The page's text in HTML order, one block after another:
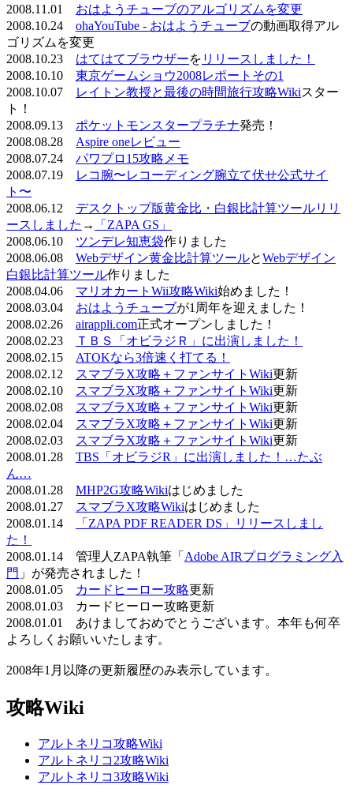
2008.11.01 おはようチューブのアルゴリズムを変更
2008.10.24 ohaYouTube - おはようチューブの動画取得アル
ゴリズムを変更
2008.10.23 はてはてブラウザーを リリースしました！
2008.10.10 東京ゲームショウ2008レポートその1
2008.10.07
レイトン教授と最後の時間旅行攻略Wikiスター
ト！
2008.09.13 ポケットモンスタープラチナ発売！
2008.08.28 Aspire oneレビュー
2008.07.24 パワプロ15攻略メモ
2008.07.19
レコ腕〜レコーディング腕立て伏せ公式サイ
ト〜
2008.06.12 デスクトップ版黄金比・白銀比計算ツールリリ
ースしました →
「ZAPA GS」
2008.06.10 ツンデレ知恵袋作りました
2008.06.08 Webデザイン黄金比計算ツールとWebデザイン
白銀比計算ツール作りました
2008.04.06 マリオカートWii攻略Wiki始めました！
2008.03.04 おはようチューブが1周年を迎えました！
2008.02.26 airappli.com正式オープンしました！
2008.02.23
ＴＢＳ「オビラジＲ」に出演しました！
2008.02.15 ATOKなら3倍速く打てる！
2008.02.12
スマブラX攻略＋ファンサイトWiki更新
2008.02.10
スマブラX攻略＋ファンサイトWiki更新
2008.02.08
スマブラX攻略＋ファンサイトWiki更新
2008.02.04
スマブラX攻略＋ファンサイトWiki更新
2008.02.03
スマブラX攻略＋ファンサイトWiki更新
2008.01.28 TBS「オビラジR」に出演しました！…たぶ
ん…
2008.01.28 MHP2G攻略Wikiはじめました
2008.01.27
スマブラX攻略Wikiはじめました
2008.01.14
「ZAPA PDF READER DS」リリースしまし
た！
2008.01.14 管理人ZAPA執筆「 Adobe AIRプログラミング入
門 」が発売されました！
2008.01.05
カードヒーロー攻略更新
2008.01.03 カードヒーロー攻略更新
2008.01.01 あけましておめでとうございます。本年も何卒
よろしくお願いいたします。
2008年1月以降の更新履歴のみ表示しています。
攻略Wiki
アルトネリコ攻略Wiki
アルトネリコ2攻略Wiki
アルトネリコ3攻略Wiki